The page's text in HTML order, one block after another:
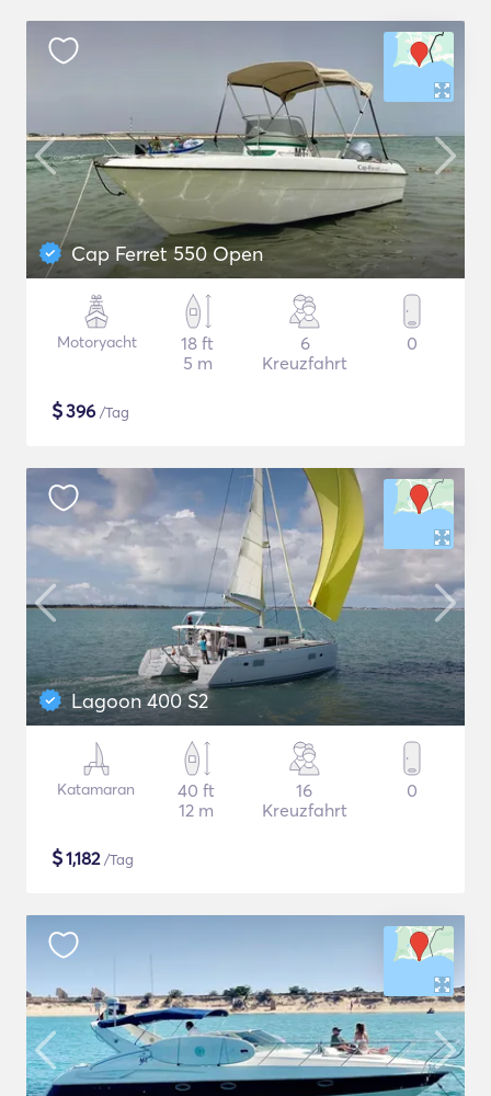
Cap Ferret 550 Open
Motoryacht
18 ft
5 m
6
Kreuzfahrt
0
$396 /Tag
Lagoon 400 S2
Katamaran
40 ft
12 m
16
Kreuzfahrt
0
$1,182/Tag